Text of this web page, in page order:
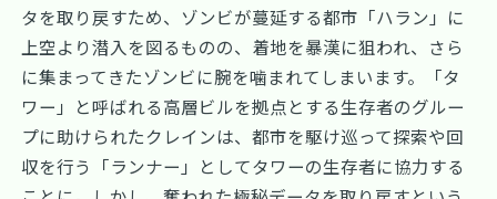
タを取り戻すため、ゾンビが蔓延する都市「ハラン」に
上空より潜入を図るものの、着地を暴漢に狙われ、さら
に集まってきたゾンビに腕を噛まれてしまいます。「タ
ワー」と呼ばれる高層ビルを拠点とする生存者のグルー
プに助けられたクレインは、都市を駆け巡って探索や回
収を行う「ランナー」としてタワーの生存者に協力する